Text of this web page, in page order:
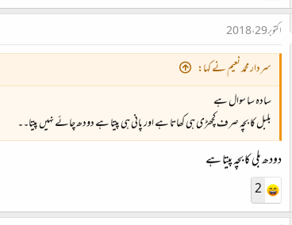
اکتوبر 29، 2018
سردار محمد نعیم نے کہا:
سادہ سا سوال ہے
بلبل کا بچہ صرف کچھڑی ہی کھاتا ہے اور پانی ہی پیتا ہے دودھ چائے نہیں پیتا۔۔
دودھ بلی کا بچہ پیتا ہے
2